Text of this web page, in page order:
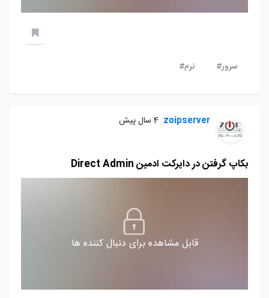
سرور# نرم#
zoipserver 4 سال پیش
بکاپ گرفتن در دایرکت ادمین Direct Admin
قابل مشاهده برای دنبال کننده ها